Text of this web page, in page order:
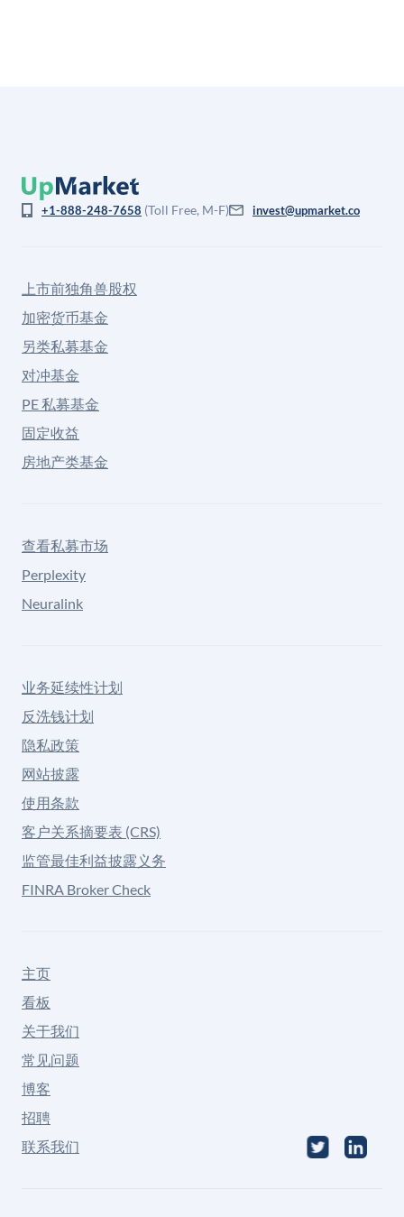
+1-888-248-7658 (Toll Free, M-F) invest@upmarket.co
上市前独角兽股权
加密货币基金
另类私募基金
对冲基金
PE 私募基金
固定收益
房地产类基金
查看私募市场
Perplexity
Neuralink
业务延续性计划
反洗钱计划
隐私政策
网站披露
使用条款
客户关系摘要表 (CRS)
监管最佳利益披露义务
FINRA Broker Check
主页
看板
关于我们
常见问题
博客
招聘
联系我们